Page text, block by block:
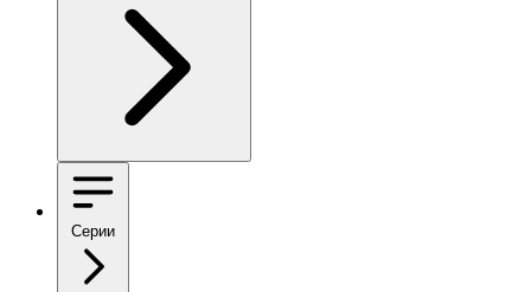
Серии